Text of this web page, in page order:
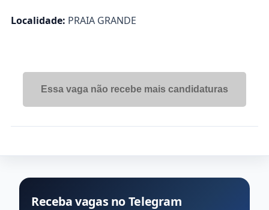
Localidade: PRAIA GRANDE
Essa vaga não recebe mais candidaturas
Receba vagas no Telegram